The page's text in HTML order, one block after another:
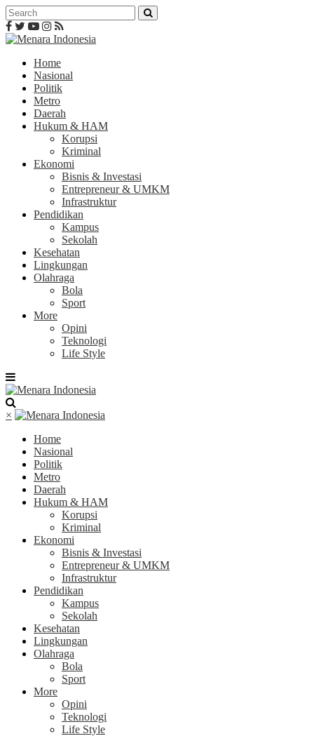
Home
Nasional
Politik
Metro
Daerah
Hukum & HAM
Korupsi
Kriminal
Ekonomi
Bisnis & Investasi
Entrepreneur & UMKM
Infrastruktur
Pendidikan
Kampus
Sekolah
Kesehatan
Lingkungan
Olahraga
Bola
Sport
More
Opini
Teknologi
Life Style
×
Home
Nasional
Politik
Metro
Daerah
Hukum & HAM
Korupsi
Kriminal
Ekonomi
Bisnis & Investasi
Entrepreneur & UMKM
Infrastruktur
Pendidikan
Kampus
Sekolah
Kesehatan
Lingkungan
Olahraga
Bola
Sport
More
Opini
Teknologi
Life Style